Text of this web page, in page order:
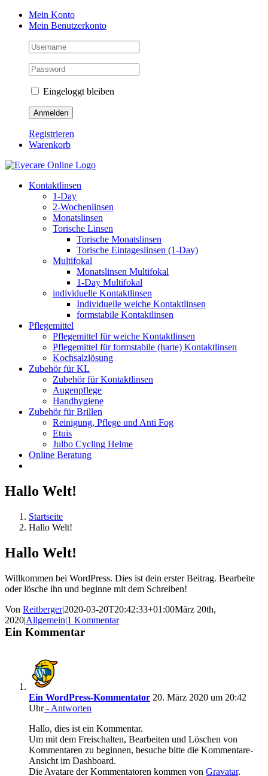
Zum
Inhalt
Mein Konto
Mein Benutzerkonto
Eingeloggt bleiben
Registrieren
Warenkorb
Kontaktlinsen
1-Day
2-Wochenlinsen
Monatslinsen
Torische Linsen
Torische Monatslinsen
Torische Eintageslinsen (1-Day)
Multifokal
Monatslinsen Multifokal
1-Day Multifokal
individuelle Kontaktlinsen
Individuelle weiche Kontaktlinsen
formstabile Kontaktlinsen
Pflegemittel
Pflegemittel für weiche Kontaktlinsen
Pflegemittel für formstabile (harte) Kontaktlinsen
Kochsalzlösung
Zubehör für KL
Zubehör für Kontaktlinsen
Augenpflege
Handhygiene
Zubehör für Brillen
Reinigung, Pflege und Anti Fog
Etuis
Julbo Cycling Helme
Online Beratung
Hallo Welt!
Startseite
Hallo Welt!
Hallo Welt!
Willkommen bei WordPress. Dies ist dein erster Beitrag. Bearbeite
oder lösche ihn und beginne mit dem Schreiben!
Von Reitberger|2020-03-20T20:42:33+01:00März 20th,
2020|Allgemein|1 Kommentar
Ein Kommentar
Ein WordPress-Kommentator 20. März 2020 um 20:42
Uhr- Antworten
Hallo, dies ist ein Kommentar.
Um mit dem Freischalten, Bearbeiten und Löschen von
Kommentaren zu beginnen, besuche bitte die Kommentare-
Ansicht im Dashboard.
Die Avatare der Kommentatoren kommen von Gravatar.